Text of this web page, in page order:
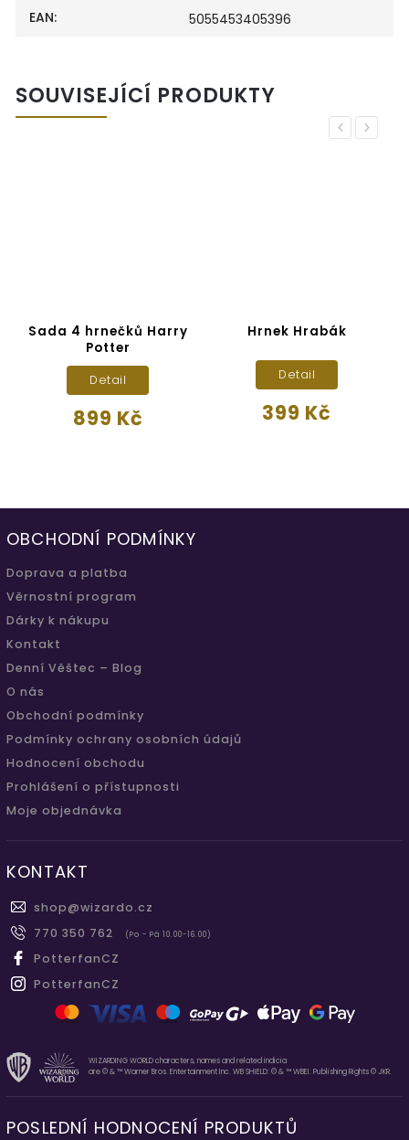
EAN: 5055453405396
SOUVISEJÍCÍ PRODUKTY
Previous
Sada 4 hrnečků Harry
Potter
899 Kč
Detail
Hrnek Hrabák
399 Kč
Detail
Next
OBCHODNÍ PODMÍNKY
Doprava a platba
Věrnostní program
Dárky k nákupu
Kontakt
Denní Věštec – Blog
O nás
Obchodní podmínky
Podmínky ochrany osobních údajů
Hodnocení obchodu
Prohlášení o přístupnosti
Moje objednávka
KONTAKT
shop@wizardo.cz
770 350 762
(Po - Pá 10.00-16.00)
PotterfanCZ
PotterfanCZ
WIZARDING WORLD characters, names and related indicia
are © & ™ Warner Bros. Entertainment Inc. WB SHIELD: © & ™ WBEI. Publishing Rights © JKR.
POSLEDNÍ HODNOCENÍ PRODUKTŮ